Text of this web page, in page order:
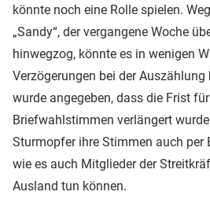
könnte noch eine Rolle spielen.
„Sandy“, der vergangene Woche
hinwegzog, könnte es in wenigen
Verzögerungen bei der
wurde angegeben, dass die Frist
Briefwahlstimmen verlängert
Sturmopfer ihre Stimmen auch per
wie es auch Mitglieder der
Ausland tun können.